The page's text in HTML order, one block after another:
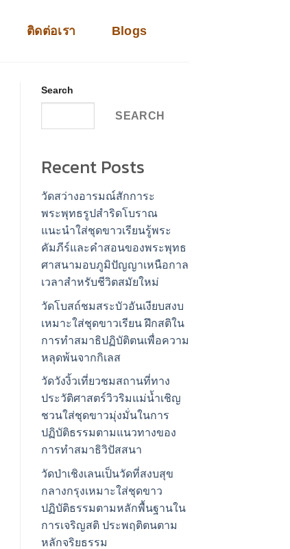
ติดต่อเรา Blogs
Search
SEARCH
Recent Posts
วัดสว่างอารมณ์สักการะ
พระพุทธรูปสำริดโบราณ
แนะนำใส่ชุดขาวเรียนรู้พระ
คัมภีร์และคำสอนของพระพุทธ
ศาสนามอบภูมิปัญญาเหนือกาล
เวลาสำหรับชีวิตสมัยใหม่
วัดโบสถ์ชมสระบัวอันเงียบสงบ
เหมาะใส่ชุดขาวเรียน ฝึกสติใน
การทำสมาธิปฏิบัติตนเพื่อความ
หลุดพ้นจากกิเลส
วัดวังงิ้วเที่ยวชมสถานที่ทาง
ประวัติศาสตร์วิวริมแม่น้ำเชิญ
ชวนใส่ชุดขาวมุ่งมั่นในการ
ปฏิบัติธรรมตามแนวทางของ
การทำสมาธิวิปัสสนา
วัดป่าเชิงเลนเป็นวัดที่สงบสุข
กลางกรุงเหมาะใส่ชุดขาว
ปฏิบัติธรรมตามหลักพื้นฐานใน
การเจริญสติ ประพฤติตนตาม
หลักจริยธรรม